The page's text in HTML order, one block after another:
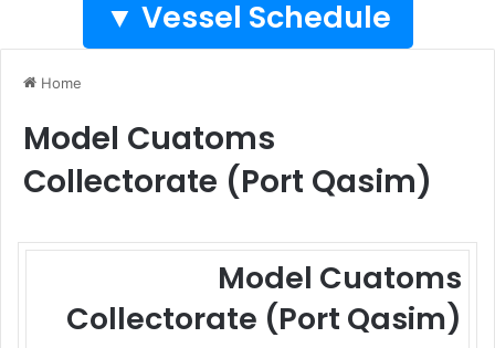
Vessel Schedule ▼
Home
Model Cuatoms
Collectorate (Port Qasim)
Model Cuatoms
Collectorate (Port Qasim)